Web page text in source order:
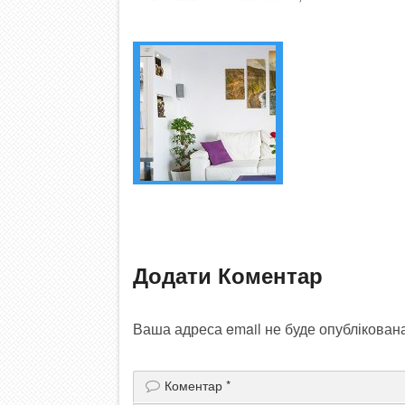
Додати Коментар
Ваша адреса email не буде
Коментар *